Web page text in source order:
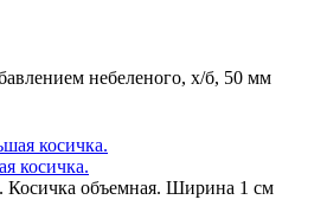
небеленого, х/б, 50 мм
косичка.
объемная. Ширина 1 см